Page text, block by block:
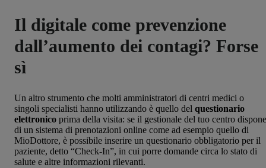
Il digitale come prevenzione
dall’aumento dei contagi? Forse
sì
Un altro strumento che molti amministratori di centri medici o
singoli specialisti hanno utilizzando è quello del questionario
elettronico prima della visita: se il gestionale del tuo centro dispone
di un sistema di prenotazioni online come ad esempio quello di
MioDottore, è possibile inserire un questionario obbligatorio per il
paziente, detto “Check-In”, in cui porre domande circa lo stato di
salute e altre informazioni rilevanti.